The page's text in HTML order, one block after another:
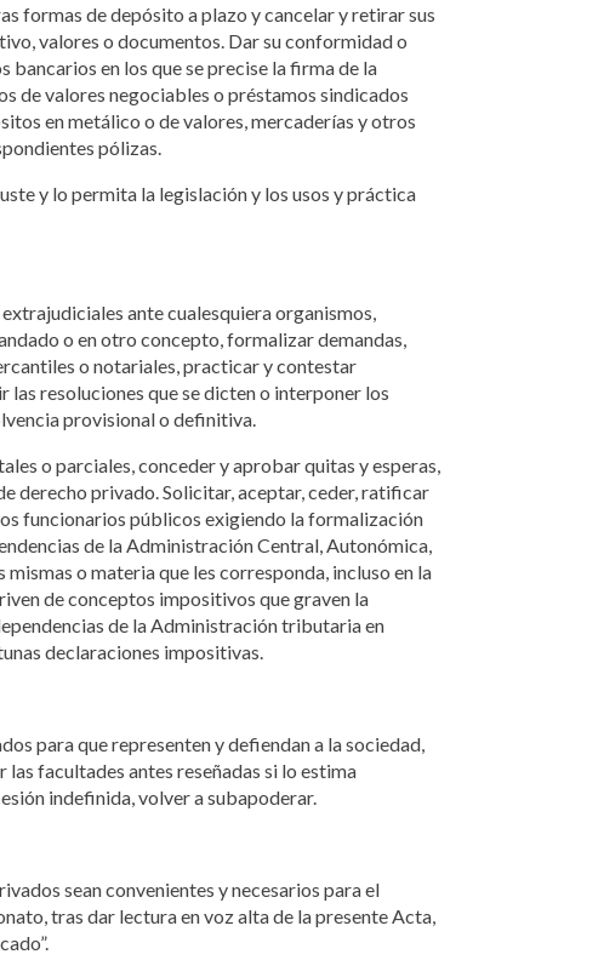
formas de depósito a plazo y cancelar y retirar sus
valores o documentos. Dar su conformidad o
en los que se precise la firma de la
de valores negociables o préstamos sindicados
en metálico o de valores, mercaderías y otros
pólizas.
y lo permita la legislación y los usos y práctica
ante cualesquiera organismos,
o en otro concepto, formalizar demandas,
o notariales, practicar y contestar
resoluciones que se dicten o interponer los
provisional o definitiva.
o parciales, conceder y aprobar quitas y esperas,
derecho privado. Solicitar, aceptar, ceder, ratificar
funcionarios públicos exigiendo la formalización
de la Administración Central, Autonómica,
o materia que les corresponda, incluso en la
de conceptos impositivos que graven la
de la Administración tributaria en
declaraciones impositivas.
para que representen y defiendan a la sociedad,
facultades antes reseñadas si lo estima
indefinida, volver a subapoderar.
sean convenientes y necesarios para el
tras dar lectura en voz alta de la presente Acta,